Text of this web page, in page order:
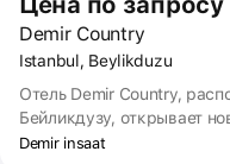
Demir Country
Istanbul, Beylikduzu
Отель Demir Country,
Бейликдузу, открывает
уникальной архитектуре,
Demir insaat